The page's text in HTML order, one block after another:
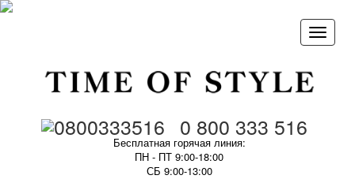
0 800 333 516
Бесплатная горячая линия:
ПН - ПТ 9:00-18:00
СБ 9:00-13:00